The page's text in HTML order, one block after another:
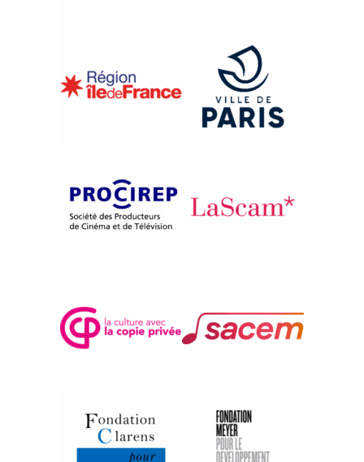
LA PASSION DE L’IMAM
HOSSEIN
Soheila Haghdoost